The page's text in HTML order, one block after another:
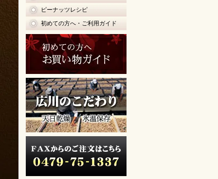
ピーナッツレシピ
初めての方へ・ご利用ガイド